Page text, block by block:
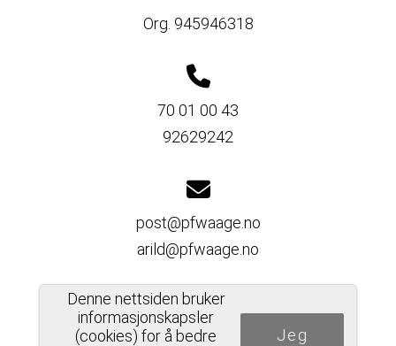
Org. 945946318
70 01 00 43
92629242
post@pfwaage.no
arild@pfwaage.no
Del nettside
Denne nettsiden bruker
informasjonskapsler
(cookies) for å bedre
Jeg